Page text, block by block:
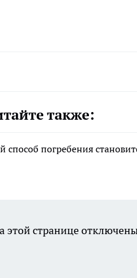
также:
погребения
этой странице